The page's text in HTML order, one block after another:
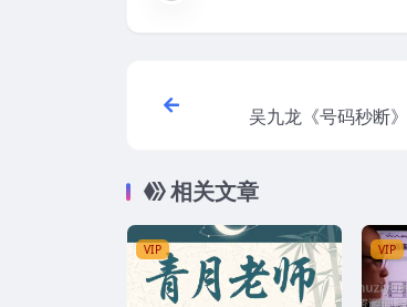
吴九龙《号码秒断》弟
相关文章
VIP VIP